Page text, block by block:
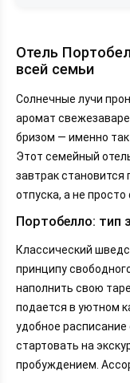
Bridge Resort
Гостиница
бесплатные
Сочи Парк
Гамма Сириус
завтраками
Заключение
Отель
всей семьи
Солнечные лучи
аромат
бризом — именно так
Этот семейный
завтрак
отпуска, а не
Портобелло: тип
Классический
принципу
наполнить свою
подается в уютном
удобное расписание
стартовать на
пробуждением.